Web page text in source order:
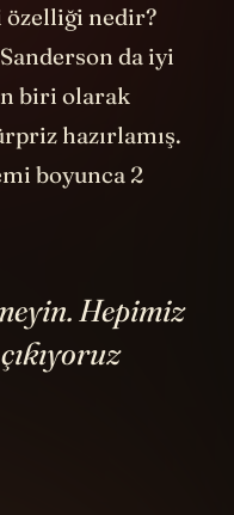
nedir?
da iyi
biri olarak
hazırlamış.
boyunca 2
Hepimiz